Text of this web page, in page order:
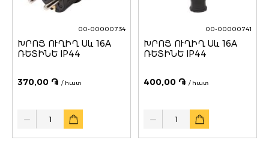
00-00000734
ԽՐՈՑ ՈՒՂԻՂ Սև 16A
ՌԵՏԻՆԵ IP44
370,00 ֏ / հատ
00-00000741
ԽՐՈՑ ՈՒՂԻՂ Սև 16A
ՌԵՏԻՆԵ IP44
400,00 ֏ / հատ